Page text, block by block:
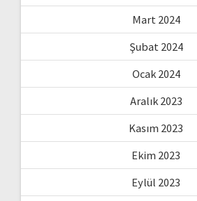
Mart 2024
Şubat 2024
Ocak 2024
Aralık 2023
Kasım 2023
Ekim 2023
Eylül 2023